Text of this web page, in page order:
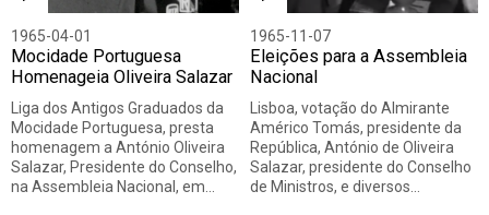
1965-04-01
Mocidade Portuguesa
Homenageia Oliveira Salazar
Liga dos Antigos Graduados da
Mocidade Portuguesa, presta
homenagem a António Oliveira
Salazar, Presidente do Conselho,
na Assembleia Nacional, em…
1965-11-07
Eleições para a Assembleia
Nacional
Lisboa, votação do Almirante
Américo Tomás, presidente da
República, António de Oliveira
Salazar, presidente do Conselho
de Ministros, e diversos…